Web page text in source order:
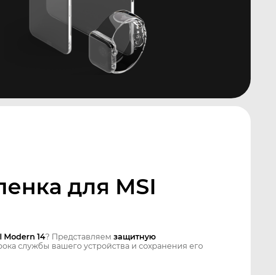
для MSI
Modern 14? Представляем защитную
службы вашего устройства и сохранения его